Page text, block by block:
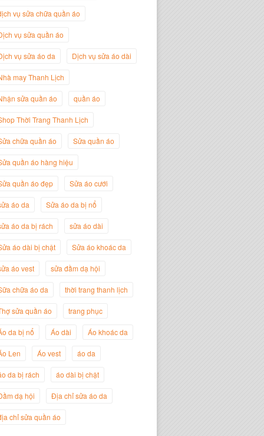
Nguyễn Minh Đức
Nguyễn
Giám Đốc Công ty Twist Potato
vụ sửa chữa quần áo
vụ sửa quần áo
vụ sửa áo da Dịch vụ sửa áo dài
may Thanh Lịch
sửa quần áo quần áo
Thời Trang Thanh Lịch
chữa quần áo Sửa quần áo
quần áo hàng hiệu
quần áo đẹp Sửa áo cưới
áo da Sửa áo da bị nổ
áo da bị rách sửa áo dài
áo dài bị chật Sửa áo khoác da
áo vest sửa đầm dạ hội
chữa áo da thời trang thanh lịch
sửa quần áo trang phục
da bị nổ Áo dài Áo khoác da
Len Áo vest áo da
da bị rách áo dài bị chật
dạ hội Địa chỉ sửa áo da
chỉ sửa quần áo